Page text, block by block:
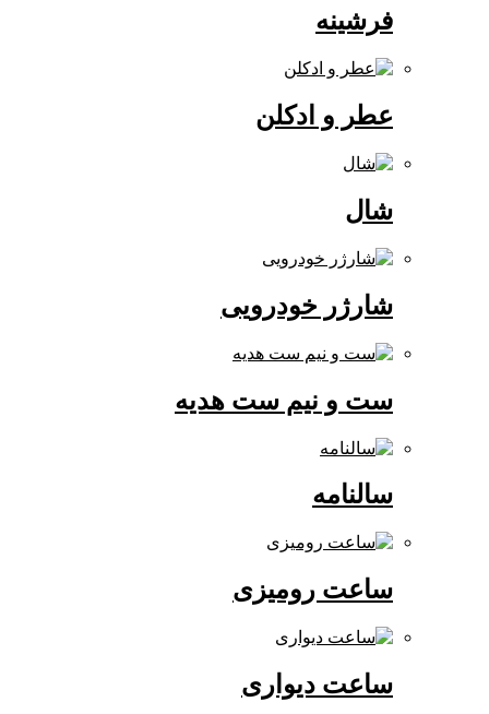
عطر و ادکلن
شارژر خودرویی
ست و نیم ست هدیه
ساعت رومیزی
ساعت دیواری